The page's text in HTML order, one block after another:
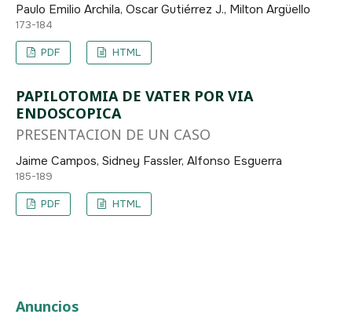
Paulo Emilio Archila, Oscar Gutiérrez J., Milton Argüello
173-184
PDF HTML
PAPILOTOMIA DE VATER POR VIA
ENDOSCOPICA
PRESENTACION DE UN CASO
Jaime Campos, Sidney Fassler, Alfonso Esguerra
185-189
PDF HTML
Anuncios